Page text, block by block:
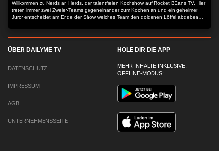
Willkommen zu Nerds an Herds, der talentfreien Kochshow auf Rocket BEans TV. Hier
treten immer zwei Zweier-Teams gegeneinander zum Kochen an und ein geheimer
Juror entscheidet am Ende der Show welches Team den goldenen Löffel abgeben
ÜBER DAILYME TV
DATENSCHUTZ
IMPRESSUM
AGB
UNTERNEHMENSSEITE
HOLE DIR DIE APP
MEHR INHALTE INKLUSIVE,
OFFLINE-MODUS: